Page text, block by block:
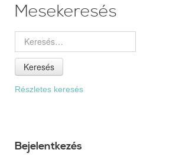
Mesekeresés
Keresés
Részletes keresés
Bejelentkezés